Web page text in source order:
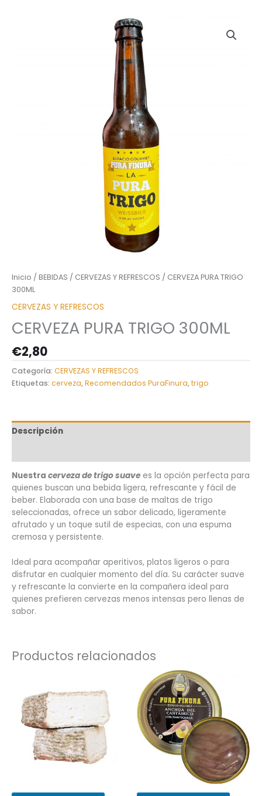
Inicio / BEBIDAS / CERVEZAS Y REFRESCOS / CERVEZA PURA TRIGO
300ML
CERVEZAS Y REFRESCOS
CERVEZA PURA TRIGO 300ML
€2,80
Categoría: CERVEZAS Y REFRESCOS
Etiquetas: cerveza,Recomendados PuraFinura,trigo
Descripción
Nuestra cerveza de trigo suave es la opción perfecta para
quienes buscan una bebida ligera, refrescante y fácil de
beber. Elaborada con una base de maltas de trigo
seleccionadas, ofrece un sabor delicado, ligeramente
afrutado y un toque sutil de especias, con una espuma
cremosa y persistente.
Ideal para acompañar aperitivos, platos ligeros o para
disfrutar en cualquier momento del día. Su carácter suave
y refrescante la convierte en la compañera ideal para
quienes prefieren cervezas menos intensas pero llenas de
sabor.
Productos relacionados